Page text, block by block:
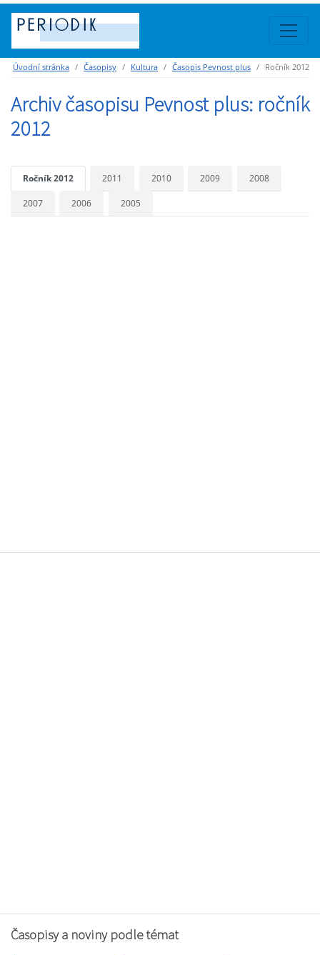
Úvodní stránka Časopisy Kultura Časopis Pevnost plus Ročník 2012
Archiv časopisu Pevnost plus: ročník
2012
Ročník 2012 2011 2010 2009 2008
2007 2006 2005
Časopisy a noviny podle témat